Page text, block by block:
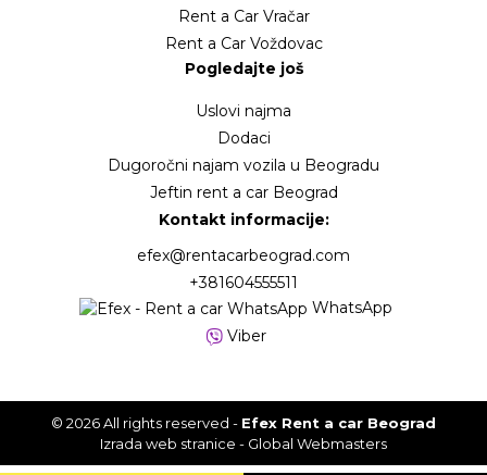
Rent a Car Vračar
Rent a Car Voždovac
Pogledajte još
Uslovi najma
Dodaci
Dugoročni najam vozila u Beogradu
Jeftin rent a car Beograd
Kontakt informacije:
efex@rentacarbeograd.com
+381604555511
WhatsApp
Viber
© 2026 All rights reserved - Efex Rent a car Beograd
Izrada web stranice - Global Webmasters